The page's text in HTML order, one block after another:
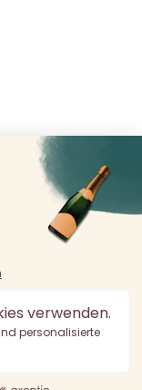
ist verboten.
Gesundheit, in